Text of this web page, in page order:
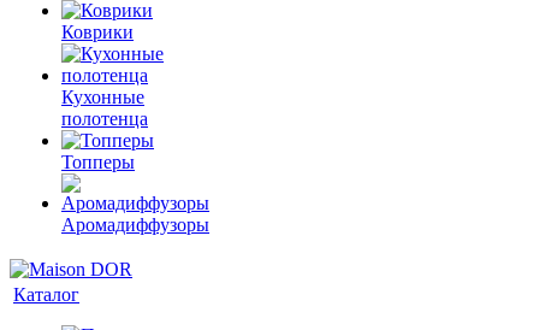
Коврики
Кухонные
полотенца
Топперы
Аромадиффузоры
Каталог